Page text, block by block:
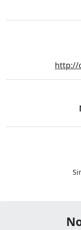
http://